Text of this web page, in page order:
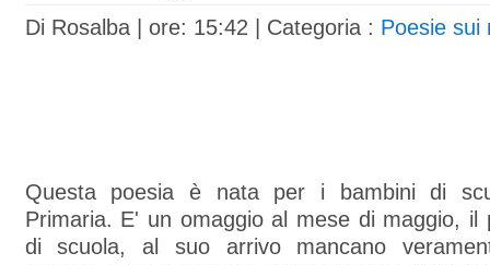
Di Rosalba| ore: 15:42 | Categoria : Poesie sui
Questa poesia è nata per i bambini di
Primaria. E' un omaggio al mese di maggio, il
di scuola, al suo arrivo mancano